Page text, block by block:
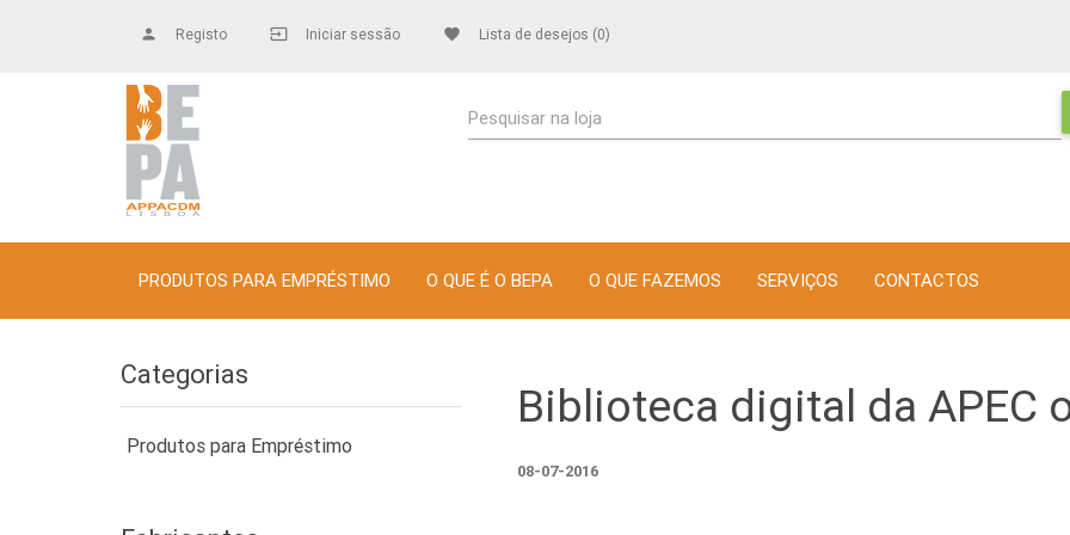
Registo
person Iniciar sessão
input favorite Lista de desejos (0)
Pesquisar na loja
PRODUTOS PARA EMPRÉSTIMO O QUE É O BEPA O QUE FAZEMOS SERVIÇOS CONTACTOS
Categorias
Produtos para Empréstimo
Biblioteca digital da APEC
08-07-2016